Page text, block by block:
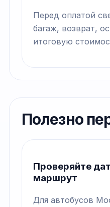
Перед оплатой
багаж, возврат,
итоговую
Полезно
Проверяйте
маршрут
Для автобусов